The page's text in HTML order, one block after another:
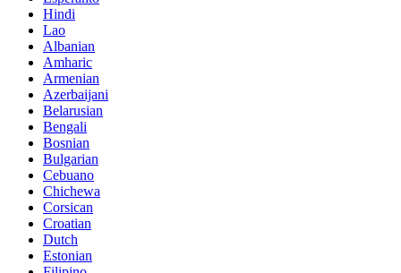
Hindi
Lao
Albanian
Amharic
Armenian
Azerbaijani
Belarusian
Bengali
Bosnian
Bulgarian
Cebuano
Chichewa
Corsican
Croatian
Dutch
Estonian